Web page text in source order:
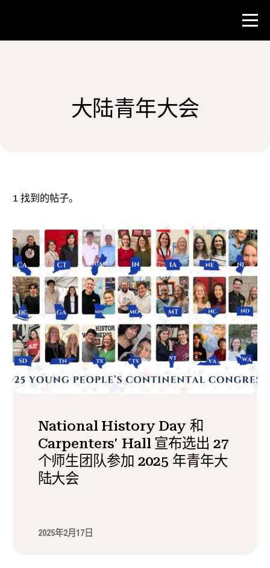
大陆青年大会
1 找到的帖子。
National History Day 和
Carpenters' Hall 宣布选出 27
个师生团队参加 2025 年青年大
陆大会
2025年2月17日